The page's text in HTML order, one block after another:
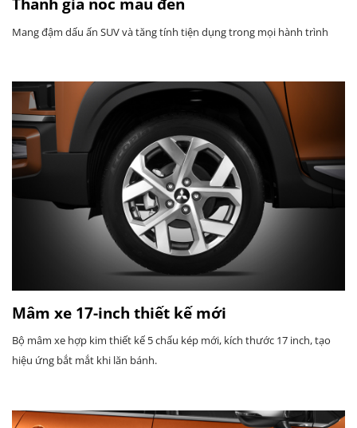
Mang đậm dấu ấn SUV và tăng tính tiện dụng trong mọi hành trình
Mâm xe 17-inch thiết kế mới
Bộ mâm xe hợp kim thiết kế 5 chấu kép mới, kích thước 17 inch, tạo
hiệu ứng bắt mắt khi lăn bánh.​